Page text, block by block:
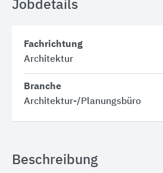
Jobdetails
Fachrichtung
Architektur
Branche
Architektur-/Planungsbüro
Beschreibung